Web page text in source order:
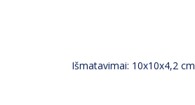
Išmatavimai: 10x10x4,2 cm